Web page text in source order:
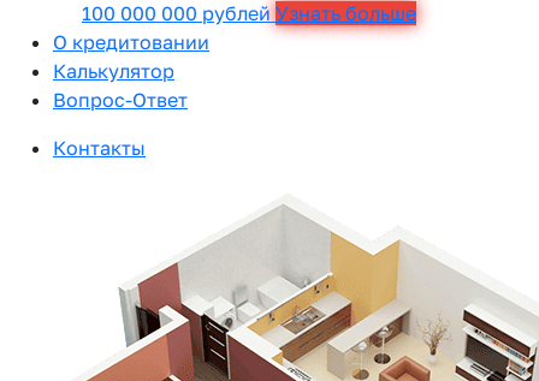
100 000 000 рублей Узнать больше
О кредитовании
Калькулятор
Вопрос-Ответ
Контакты